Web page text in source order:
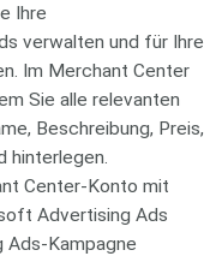
Ihre
verwalten und für Ihre
Im Merchant Center
Sie alle relevanten
Beschreibung, Preis,
hinterlegen.
Center-Konto mit
Advertising Ads
Ads-Kampagne